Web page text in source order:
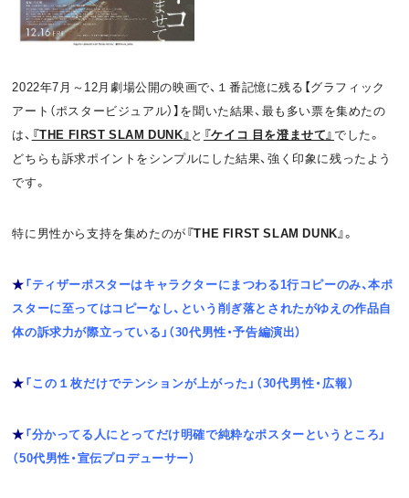
2022年7月～12月劇場公開の映画で、１番記憶に残る【グラフィック
アート（ポスタービジュアル）】を聞いた結果、最も多い票を集めたの
は、 『THE FIRST SLAM DUNK』 と 『ケイコ 目を澄ませて』でした。
どちらも訴求ポイントをシンプルにした結果、強く印象に残ったよう
です。
特に男性から支持を集めたのが『THE FIRST SLAM DUNK』。
★「ティザーポスターはキャラクターにまつわる1行コピーのみ、本ポ
スターに至ってはコピーなし、という削ぎ落とされたがゆえの作品自
体の訴求力が際立っている」（30代男性・予告編演出）
★「この１枚だけでテンションが上がった」（30代男性・広報）
★「分かってる人にとってだけ明確で純粋なポスターというところ」
（50代男性・宣伝プロデューサー）